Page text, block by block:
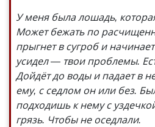
У меня была лошадь,
Может бежать по
прыгнет в сугроб и
усидел — твои проблемы.
Дойдёт до воды и падает в
ему, с седлом он или без.
подходишь к нему с
грязь. Чтобы не оседлали.